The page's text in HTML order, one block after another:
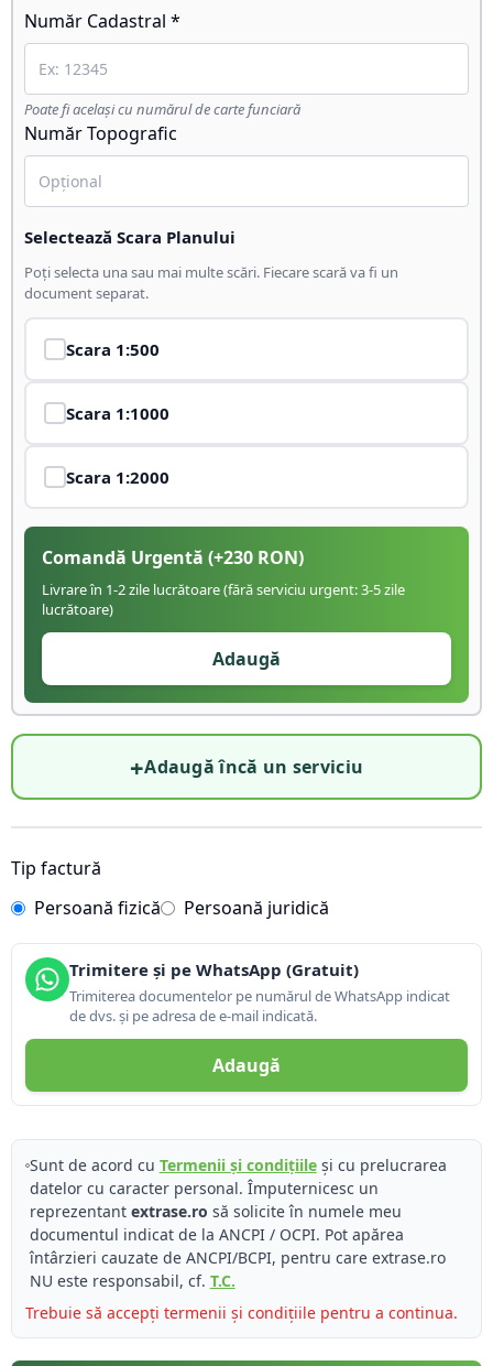
Număr Cadastral *
Poate fi același cu numărul de carte funciară
Număr Topografic
Selectează Scara Planului
Poți selecta una sau mai multe scări. Fiecare scară va fi un
document separat.
Scara 1:500
Scara 1:1000
Scara 1:2000
Comandă Urgentă (+230 RON)
Livrare în 1-2 zile lucrătoare (fără serviciu urgent: 3-5 zile
lucrătoare)
Adaugă
+Adaugă încă un serviciu
Tip factură
Persoană fizică
Persoană juridică
Trimitere și pe WhatsApp (Gratuit)
Trimiterea documentelor pe numărul de WhatsApp indicat
de dvs. și pe adresa de e-mail indicată.
Adaugă
Sunt de acord cu Termenii și condițiileși cu prelucrarea
datelor cu caracter personal. Împuternicesc un
reprezentant extrase.ro să solicite în numele meu
documentul indicat de la ANCPI / OCPI. Pot apărea
întârzieri cauzate de ANCPI/BCPI, pentru care extrase.ro
NU este responsabil, cf. T.C.
Trebuie să accepți termenii și condițiile pentru a continua.